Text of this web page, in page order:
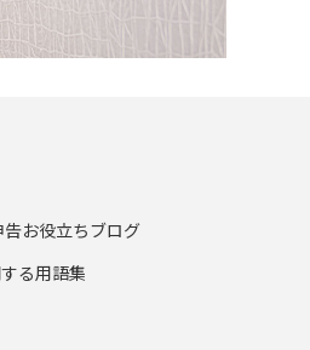
お役立ちブログ
る用語集